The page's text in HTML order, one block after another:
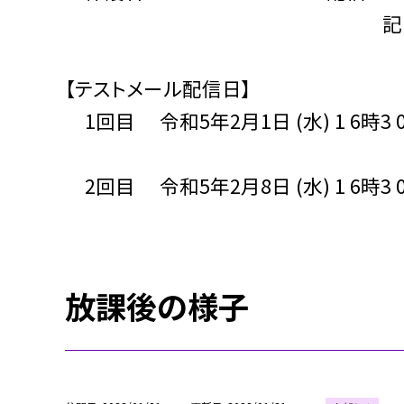
記
【テストメール配信日】
1回目 令和5年2月1日 (水) 1 6時3
2回目 令和5年2月8日 (水) 1 6時3
放課後の様子